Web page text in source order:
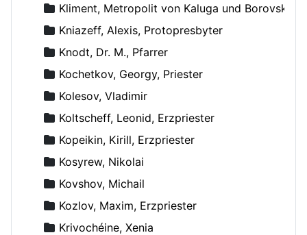
Kliment, Metropolit von Kaluga und Borovsk
Kniazeff, Alexis, Protopresbyter
Knodt, Dr. M., Pfarrer
Kochetkov, Georgy, Priester
Kolesov, Vladimir
Koltscheff, Leonid, Erzpriester
Kopeikin, Kirill, Erzpriester
Kosyrew, Nikolai
Kovshov, Michail
Kozlov, Maxim, Erzpriester
Krivochéine, Xenia